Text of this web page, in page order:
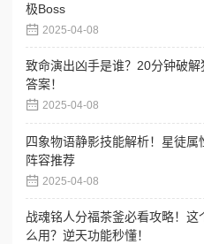
极Boss
2025-04-08
致命演出凶手是谁？20分钟破
答案！
2025-04-08
四象物语静影技能解析！星徒属
阵容推荐
2025-04-08
战魂铭人分福茶釜必看攻略！这
么用？逆天功能秒懂！